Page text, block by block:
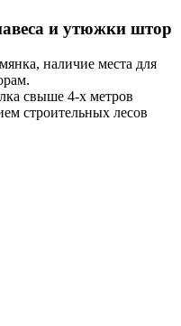
и утюжки штор
наличие места для
свыше 4-х метров
строительных лесов